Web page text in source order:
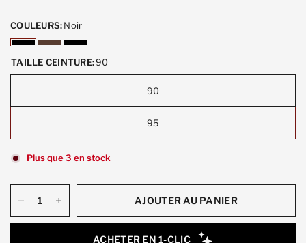
COULEURS:Noir
TAILLE CEINTURE:90
90
95
Plus que 3 en stock
AJOUTER AU PANIER